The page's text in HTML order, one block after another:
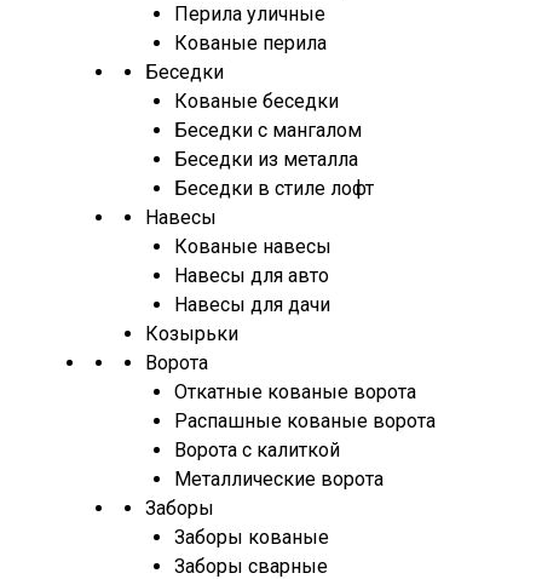
Перила уличные
Кованые перила
Беседки
Кованые беседки
Беседки с мангалом
Беседки из металла
Беседки в стиле лофт
Навесы
Кованые навесы
Навесы для авто
Навесы для дачи
Козырьки
Ворота
Откатные кованые ворота
Распашные кованые ворота
Ворота с калиткой
Металлические ворота
Заборы
Заборы кованые
Заборы сварные